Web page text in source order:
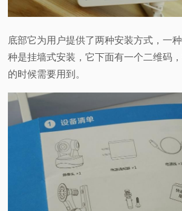
底部它为用户提供了两种安装方式，一
种是挂墙式安装，它下面有一个二维码
的时候需要用到。